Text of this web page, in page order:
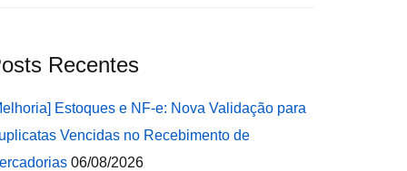
Recentes
Estoques e NF-e: Nova Validação para
Vencidas no Recebimento de
06/08/2026